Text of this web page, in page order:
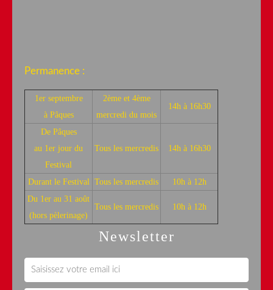
Newsletter
Permanence :
1er septembre
à Pâques
2ème et 4ème
mercredi du mois
14h à 16h30
De Pâques
au 1er jour du
Festival
Tous les mercredis 14h à 16h30
Durant le Festival Tous les mercredis
10h à 12h
Du 1er au 31 août
(hors pèlerinage)
Tous les mercredis 10h à 12h